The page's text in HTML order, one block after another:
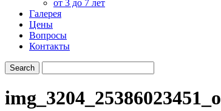
от 3 до 7 лет
Галерея
Цены
Вопросы
Контакты
img_3204_25386023451_o